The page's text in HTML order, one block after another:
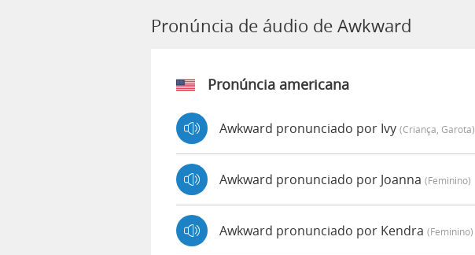
Pronúncia de áudio de Awkward
Pronúncia americana
Awkward pronunciado por Ivy (criança, Garota)
Awkward pronunciado por Joanna (feminino)
Awkward pronunciado por Kendra (feminino)